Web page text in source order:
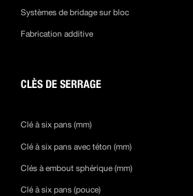
Systèmes de bridage sur bloc
Fabrication additive
CLÈS DE SERRAGE
Clé à six pans (mm)
Clé à six pans avec téton (mm)
Clés à embout sphérique (mm)
Clé à six pans (pouce)